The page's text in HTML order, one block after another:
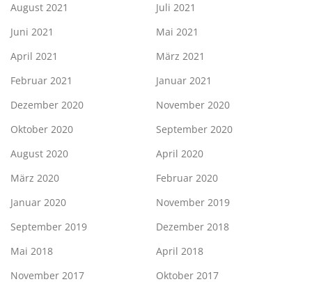
August 2021
Juli 2021
Juni 2021
Mai 2021
April 2021
März 2021
Februar 2021
Januar 2021
Dezember 2020
November 2020
Oktober 2020
September 2020
August 2020
April 2020
März 2020
Februar 2020
Januar 2020
November 2019
September 2019
Dezember 2018
Mai 2018
April 2018
November 2017
Oktober 2017